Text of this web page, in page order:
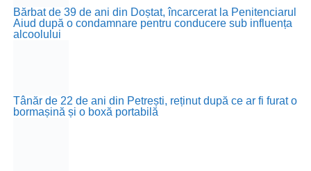
Bărbat de 39 de ani din Doștat, încarcerat la Penitenciarul
Aiud după o condamnare pentru conducere sub influența
alcoolului
Tânăr de 22 de ani din Petrești, reținut după ce ar fi furat o
bormașină și o boxă portabilă